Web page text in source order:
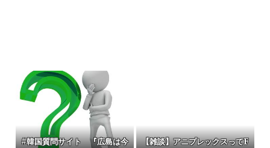
#韓国質問サイト 『広島は今
【雑談】アニプレックスってF